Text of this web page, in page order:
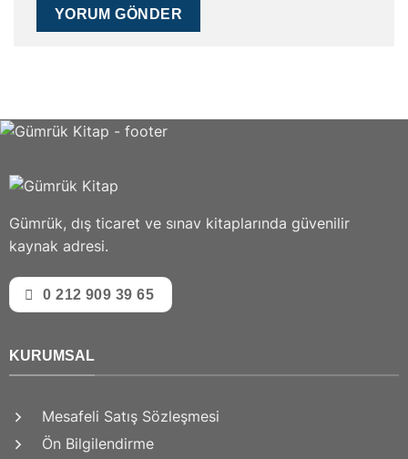
Gümrük, dış ticaret ve sınav kitaplarında güvenilir
kaynak adresi.
0 212 909 39 65
KURUMSAL
Mesafeli Satış Sözleşmesi
Ön Bilgilendirme